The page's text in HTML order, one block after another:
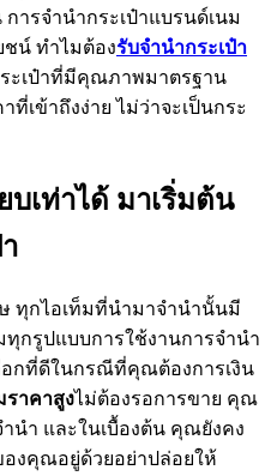
ารจำนำกระเป๋าแบรนด์เนม
ชน์ ทำไมต้องรับจำนำกระเป๋า
ะเป๋าที่มีคุณภาพมาตรฐาน
เข้าถึงง่าย ไม่ว่าจะเป็นกระ
เท่าได้ มาเริ่มต้น
ษ ทุกไอเท็มที่นำมาจำนำนั้นมี
กรูปแบบการใช้งานการจำนำ
อกที่ดีในกรณีที่คุณต้องการเงิน
ราคาสูงไม่ต้องรอการขาย คุณ
นำ และในเบื้องต้น คุณยังคง
องคุณอยู่ด้วยอย่าปล่อยให้